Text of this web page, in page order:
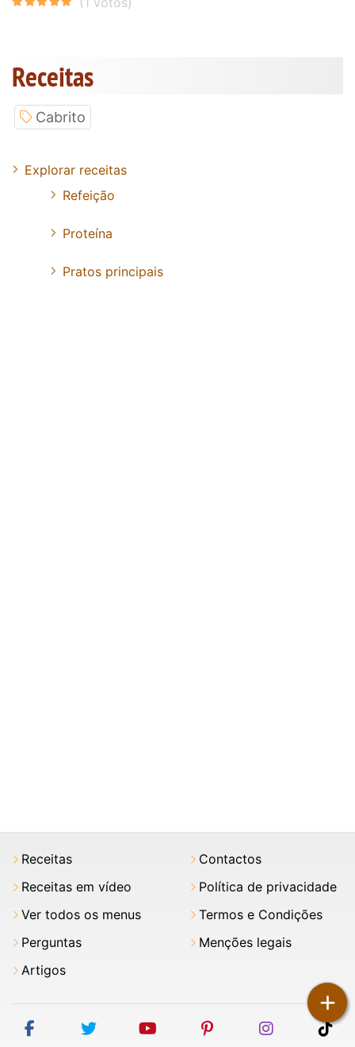
+
Receitas
Cabrito
Explorar receitas
Refeição
Proteína
Pratos principais
Receitas
Receitas em vídeo
Ver todos os menus
Perguntas
Artigos
Contactos
Política de privacidade
Termos e Condições
Menções legais
facebooktwitter youtubepinterestinstagram